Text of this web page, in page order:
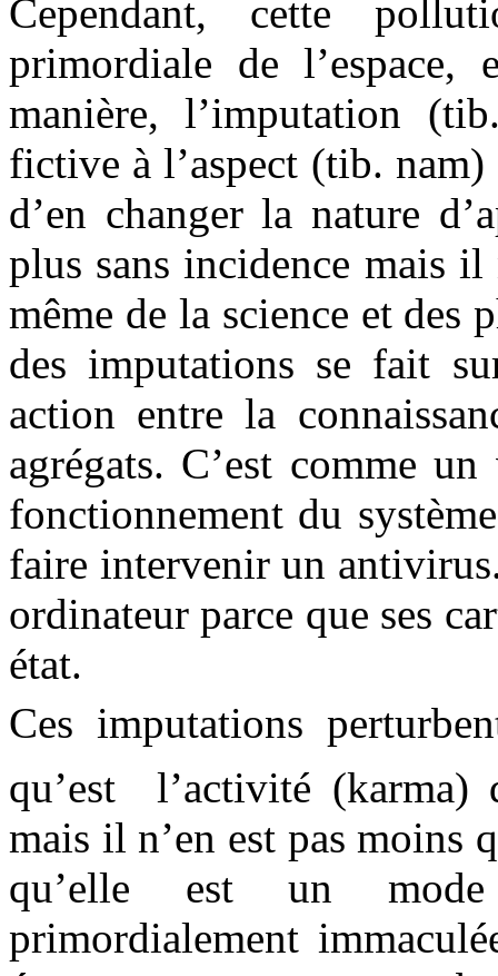
Cependant, cette
primordiale de
manière, l’imputation
fictive à l’aspect (tib.
d’en changer la nature
plus sans incidence mais il
même de la science et des
des imputations se fait
action entre la
agrégats. C’est comme
fonctionnement du
faire intervenir un
ordinateur parce que ses
état.
Ces imputations
qu’est
l’activité (karma)
mais il n’en est pas moins
qu’elle est un mode
primordialement